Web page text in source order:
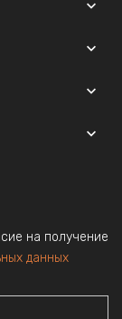




на получение
данных